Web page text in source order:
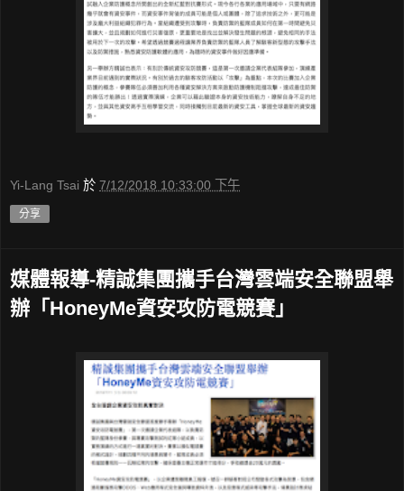
Yi-Lang Tsai 於 7/12/2018 10:33:00 下午
分享
媒體報導-精誠集團攜手台灣雲端安全聯盟舉
辦「HoneyMe資安攻防電競賽」